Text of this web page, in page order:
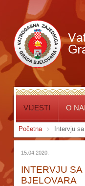
VIJESTI O
Početna Intervju
15.04.2020.
INTERVJU
BJELOVARA